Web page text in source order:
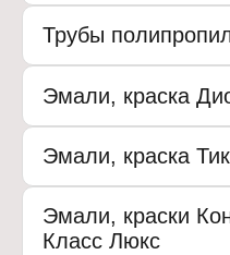
Трубы
Эмали, краска
Эмали, краска
Эмали, краски
Класс Люкс